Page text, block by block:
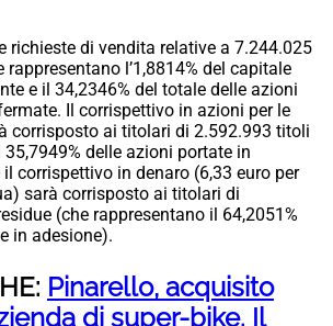
richieste di vendita relative a 7.244.025
rappresentano l’1,8814% del capitale
e il 34,2346% del totale delle azioni
Il corrispettivo in azioni per le
corrisposto ai titolari di 2.592.993 titoli
delle azioni portate in
corrispettivo in denaro (6,33 euro per
sarà corrisposto ai titolari di
(che rappresentano il 64,2051%
in adesione).
Pinarello, acquisito
di super-bike. Il